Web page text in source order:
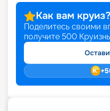
Как вам круиз?
Поделитесь своими
получите 500
+